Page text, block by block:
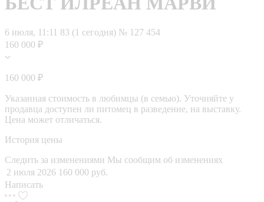
6 июля, 11:11 83 (1 сегодня) № 127 454
160 000 ₽
160 000 ₽
Указанная стоимость в любимцы (в семью). Уточняйте у
продавца доступен ли питомец в разведение, на выставку.
Цена может отличаться.
История цены
Следить за изменениями Мы сообщим об изменениях
2 июля 2026 160 000 руб.
Написать